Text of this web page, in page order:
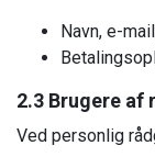
Navn, e-
2.3 Brugere af
Ved personlig